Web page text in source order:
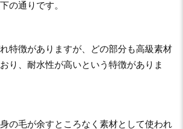
の通りです。
特徴がありますが、どの部分も高級素材
り、耐水性が高いという特徴がありま
の毛が余すところなく素材として使われ